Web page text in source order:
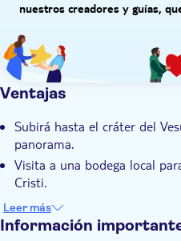
nuestros creadores y guías,
Ventajas
Subirá hasta el cráter del
panorama.
Visita a una bodega local
Cristi.
Para almorzar, degustará
los productos del viñedo.
Leer más
Información